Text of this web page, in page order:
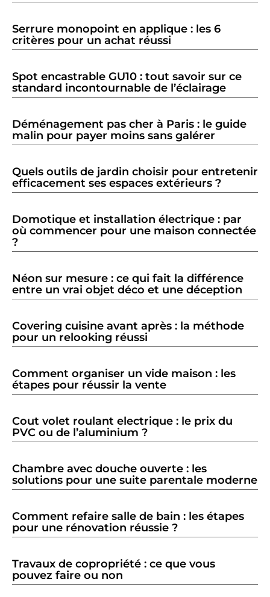
Serrure monopoint en applique : les 6
critères pour un achat réussi
Spot encastrable GU10 : tout savoir sur ce
standard incontournable de l’éclairage
Déménagement pas cher à Paris : le guide
malin pour payer moins sans galérer
Quels outils de jardin choisir pour entretenir
efficacement ses espaces extérieurs ?
Domotique et installation électrique : par
où commencer pour une maison connectée
?
Néon sur mesure : ce qui fait la différence
entre un vrai objet déco et une déception
Covering cuisine avant après : la méthode
pour un relooking réussi
Comment organiser un vide maison : les
étapes pour réussir la vente
Cout volet roulant electrique : le prix du
PVC ou de l’aluminium ?
Chambre avec douche ouverte : les
solutions pour une suite parentale moderne
Comment refaire salle de bain : les étapes
pour une rénovation réussie ?
Travaux de copropriété : ce que vous
pouvez faire ou non